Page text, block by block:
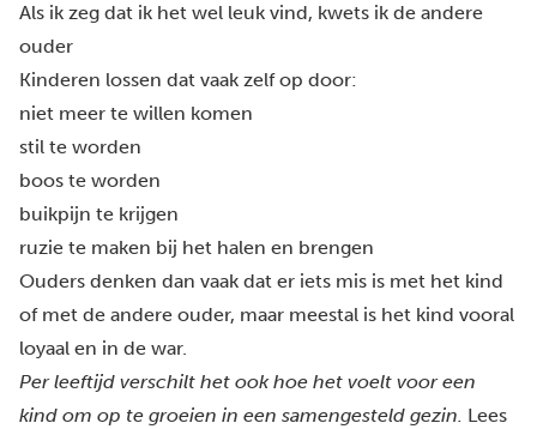
Als ik zeg dat ik het wel leuk vind, kwets ik de andere
ouder
Kinderen lossen dat vaak zelf op door:
niet meer te willen komen
stil te worden
boos te worden
buikpijn te krijgen
ruzie te maken bij het halen en brengen
Ouders denken dan vaak dat er iets mis is met het kind
of met de andere ouder, maar meestal is het kind vooral
loyaal en in de war.
Per leeftijd verschilt het ook hoe het voelt voor een
kind om op te groeien in een samengesteld gezin. Lees